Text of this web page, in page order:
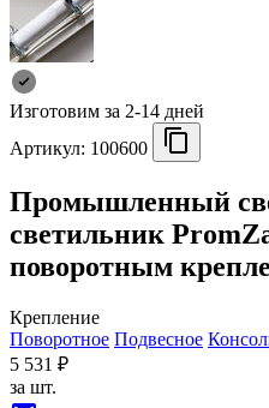
Изготовим за 2-14 дней
Артикул: 100600
Промышленный
светильник
поворотным
Крепление
Поворотное Подвесное
5 531 ₽
за шт.